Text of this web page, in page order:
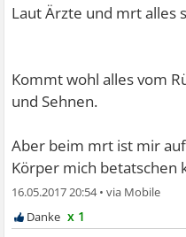
Laut Ärzte und mrt alles
Kommt wohl alles vom
und Sehnen.
Aber beim mrt ist mir
Körper mich betatschen
16.05.2017 20:54•
x 1